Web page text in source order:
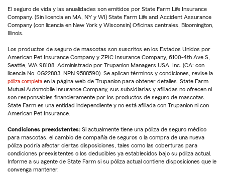
El seguro de vida y las anualidades son emitidos por State Farm Life Insurance
Company. (Sin licencia en MA, NY y WI) State Farm Life and Accident Assurance
Company (con licencia en New York y Wisconsin) Oficinas centrales, Bloomington,
Illinois.
Los productos de seguro de mascotas son suscritos en los Estados Unidos por
American Pet Insurance Company y ZPIC Insurance Company, 6100-4th Ave S,
Seattle, WA 98108. Administrado por Trupanion Managers USA, Inc. (CA: con
licencia No. 0G22803, NPN 9588590). Se aplican términos y condiciones, revise la
póliza completa en la página web de Trupanion para obtener detalles. State Farm
Mutual Automobile Insurance Company, sus subsidiarias y afiliadas no ofrecen ni
son responsables financieramente por los productos de seguro de mascotas.
State Farm es una entidad independiente y no está afiliada con Trupanion ni con
American Pet Insurance.
Condiciones preexistentes: Si actualmente tiene una póliza de seguro médico
para mascotas, el cambio de compañía de seguros o la compra de una nueva
póliza podría afectar ciertas disposiciones, tales como las coberturas para
condiciones preexistentes o los deducibles ya establecidos bajo su póliza actual.
Informe a su agente de State Farm si su póliza actual contiene disposiciones que le
convenga mantener.